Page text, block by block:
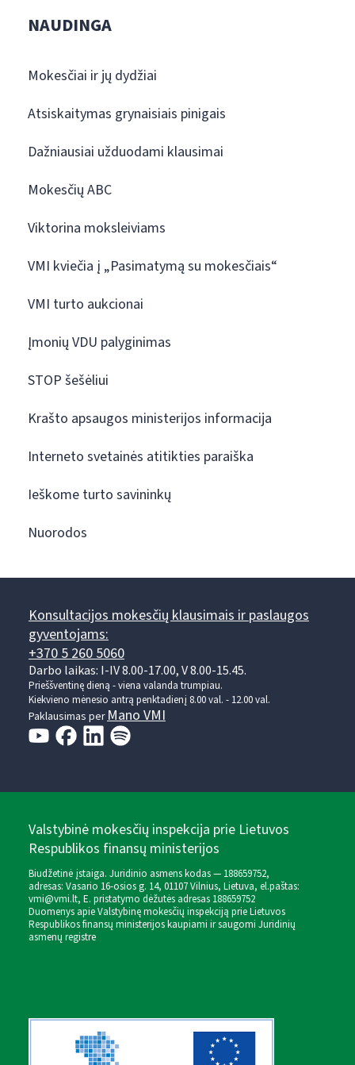
NAUDINGA
Mokesčiai ir jų dydžiai
Atsiskaitymas grynaisiais pinigais
Dažniausiai užduodami klausimai
Mokesčių ABC
Viktorina moksleiviams
VMI kviečia į „Pasimatymą su mokesčiais“
VMI turto aukcionai
Įmonių VDU palyginimas
STOP šešėliui
Krašto apsaugos ministerijos informacija
Interneto svetainės atitikties paraiška
Ieškome turto savininkų
Nuorodos
Konsultacijos mokesčių klausimais ir paslaugos
gyventojams:
+370 5 260 5060
Darbo laikas: I-IV 8.00-17.00, V 8.00-15.45.
Prieššventinę dieną - viena valanda trumpiau.
Kiekvieno mėnesio antrą penktadienį 8.00 val. - 12.00 val.
Paklausimas perMano VMI
Valstybinė mokesčių inspekcija prie Lietuvos
Respublikos finansų ministerijos
Biudžetinė įstaiga. Juridinio asmens kodas — 188659752,
adresas: Vasario 16-osios g. 14, 01107 Vilnius, Lietuva, el.paštas:
vmi@vmi.lt, E. pristatymo dėžutės adresas 188659752
Duomenys apie Valstybinę mokesčių inspekciją prie Lietuvos
Respublikos finansų ministerijos kaupiami ir saugomi Juridinių
asmenų registre